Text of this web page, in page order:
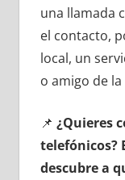
una llamada
el contacto,
local, un
ο amigo dе la
📌 ¿Quieres
telefónicos?
descubre а